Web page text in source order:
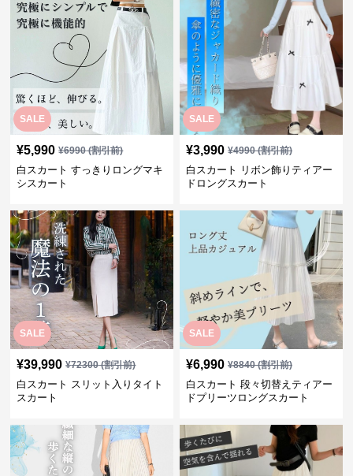
SALE
¥5,990 ¥6990(割引前)
白スカート すっきりロングマキ
シスカート
SALE
¥3,990 ¥4990(割引前)
白スカート リボン飾りティアー
ドロングスカート
SALE
¥39,990 ¥72300(割引前)
白スカート スリット入りタイト
スカート
SALE
¥6,990 ¥8840(割引前)
白スカート 段々切替えティアー
ドプリーツロングスカート